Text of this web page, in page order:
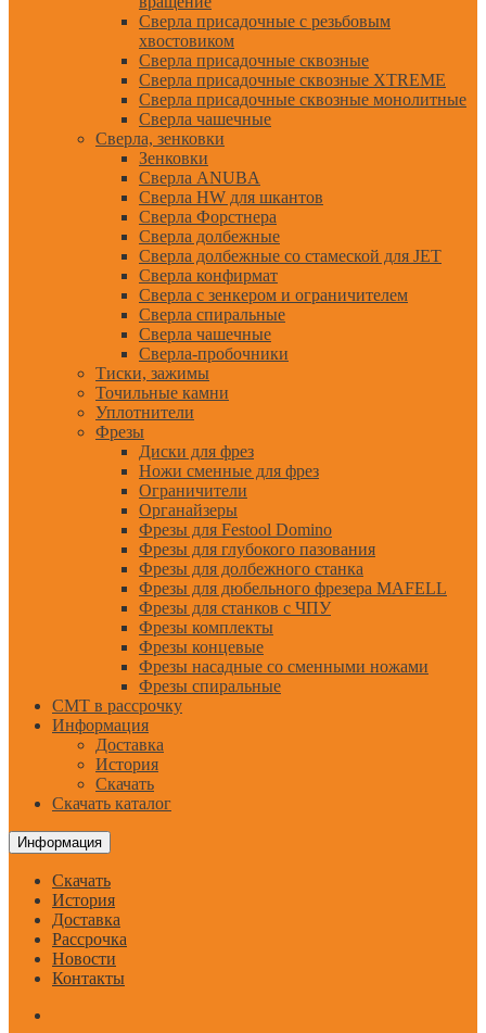
Сверла присадочные с резьбовым
хвостовиком
Сверла присадочные сквозные
Сверла присадочные сквозные XTREME
Сверла присадочные сквозные монолитные
Сверла чашечные
Сверла, зенковки
Зенковки
Сверла ANUBA
Сверла HW для шкантов
Сверла Форстнера
Сверла долбежные
Сверла долбежные со стамеской для JET
Сверла конфирмат
Сверла с зенкером и ограничителем
Сверла спиральные
Сверла чашечные
Сверла-пробочники
Тиски, зажимы
Точильные камни
Уплотнители
Фрезы
Диски для фрез
Ножи сменные для фрез
Ограничители
Органайзеры
Фрезы для Festool Domino
Фрезы для глубокого пазования
Фрезы для долбежного станка
Фрезы для дюбельного фрезера MAFELL
Фрезы для станков с ЧПУ
Фрезы комплекты
Фрезы концевые
Фрезы насадные со сменными ножами
Фрезы спиральные
CMT в рассрочку
Информация
Доставка
История
Скачать
Скачать каталог
Информация
Скачать
История
Доставка
Рассрочка
Новости
Контакты